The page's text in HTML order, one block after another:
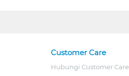
Customer Care
Hubungi Customer Care